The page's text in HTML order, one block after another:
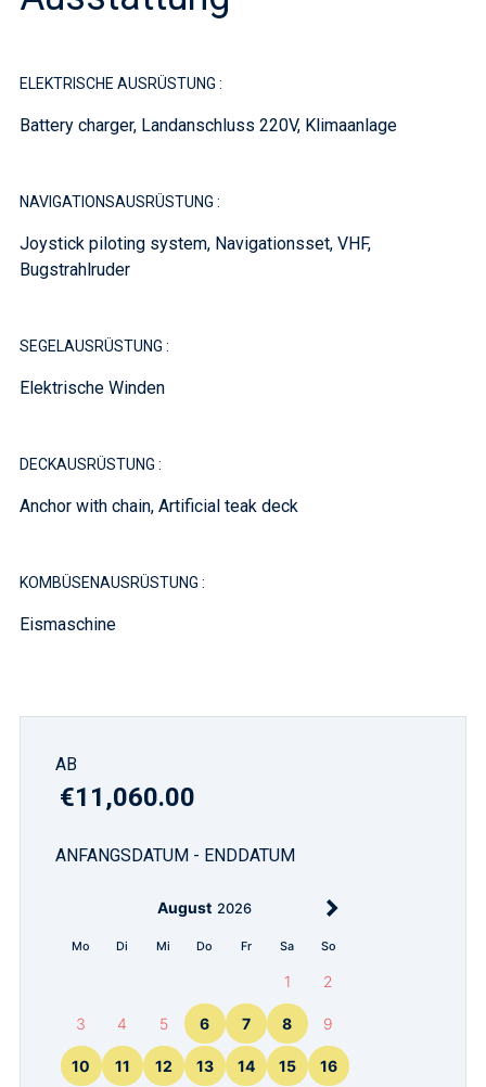
ELEKTRISCHE AUSRÜSTUNG :
Battery charger, Landanschluss 220V, Klimaanlage
NAVIGATIONSAUSRÜSTUNG :
Joystick piloting system, Navigationsset, VHF,
Bugstrahlruder
SEGELAUSRÜSTUNG :
Elektrische Winden
DECKAUSRÜSTUNG :
Anchor with chain, Artificial teak deck
KOMBÜSENAUSRÜSTUNG :
Eismaschine
AB
€11,060.00
ANFANGSDATUM - ENDDATUM
August 2026
Mo Di Mi Do Fr Sa So
1 2
3 4 5 6 7 8 9
10 11 12 13 14 15 16